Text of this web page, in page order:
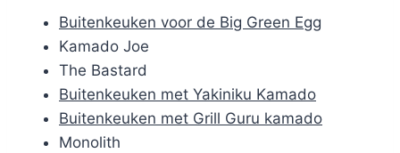
Buitenkeuken voor de Big Green Egg
Kamado Joe
The Bastard
Buitenkeuken met Yakiniku Kamado
Buitenkeuken met Grill Guru kamado
Monolith